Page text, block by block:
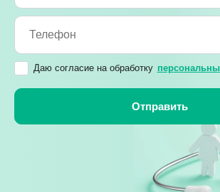
Даю согласие на обработку